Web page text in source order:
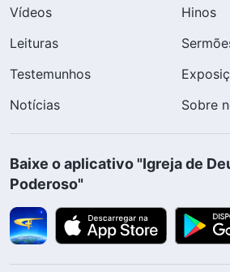
Vídeos
Hinos
Leituras
Testemunhos
Notícias
Sobre
Baixe o aplicativo "Igreja de
Poderoso"